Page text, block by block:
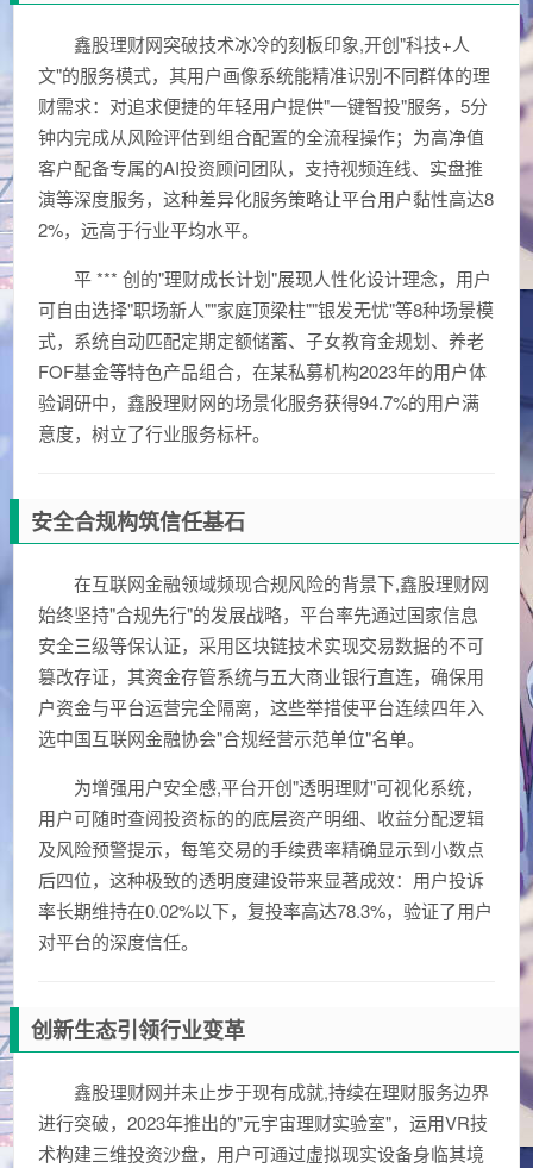
鑫股理财网突破技术冰冷的刻板印象,开创"科技+人
文"的服务模式，其用户画像系统能精准识别不同群体的理
财需求：对追求便捷的年轻用户提供"一键智投"服务，5分
钟内完成从风险评估到组合配置的全流程操作；为高净值
客户配备专属的AI投资顾问团队，支持视频连线、实盘推
演等深度服务，这种差异化服务策略让平台用户黏性高达8
2%，远高于行业平均水平。
平 *** 创的"理财成长计划"展现人性化设计理念，用户
可自由选择"职场新人""家庭顶梁柱""银发无忧"等8种场景模
式，系统自动匹配定期定额储蓄、子女教育金规划、养老
FOF基金等特色产品组合，在某私募机构2023年的用户体
验调研中，鑫股理财网的场景化服务获得94.7%的用户满
意度，树立了行业服务标杆。
安全合规构筑信任基石
在互联网金融领域频现合规风险的背景下,鑫股理财网
始终坚持"合规先行"的发展战略，平台率先通过国家信息
安全三级等保认证，采用区块链技术实现交易数据的不可
篡改存证，其资金存管系统与五大商业银行直连，确保用
户资金与平台运营完全隔离，这些举措使平台连续四年入
选中国互联网金融协会"合规经营示范单位"名单。
为增强用户安全感,平台开创"透明理财"可视化系统，
用户可随时查阅投资标的的底层资产明细、收益分配逻辑
及风险预警提示，每笔交易的手续费率精确显示到小数点
后四位，这种极致的透明度建设带来显著成效：用户投诉
率长期维持在0.02%以下，复投率高达78.3%，验证了用户
对平台的深度信任。
创新生态引领行业变革
鑫股理财网并未止步于现有成就,持续在理财服务边界
进行突破，2023年推出的"元宇宙理财实验室"，运用VR技
术构建三维投资沙盘，用户可通过虚拟现实设备身临其境